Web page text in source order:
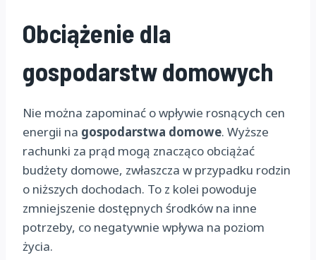
Obciążenie dla
gospodarstw domowych
Nie można zapominać o wpływie rosnących cen
energii na gospodarstwa domowe. Wyższe
rachunki za prąd mogą znacząco obciążać
budżety domowe, zwłaszcza w przypadku rodzin
o niższych dochodach. To z kolei powoduje
zmniejszenie dostępnych środków na inne
potrzeby, co negatywnie wpływa na poziom
życia.